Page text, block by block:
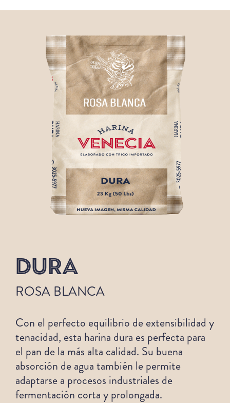
DURA
ROSA BLANCA
Con el perfecto equilibrio de extensibilidad y
tenacidad, esta harina dura es perfecta para
el pan de la más alta calidad. Su buena
absorción de agua también le permite
adaptarse a procesos industriales de
fermentación corta y prolongada.